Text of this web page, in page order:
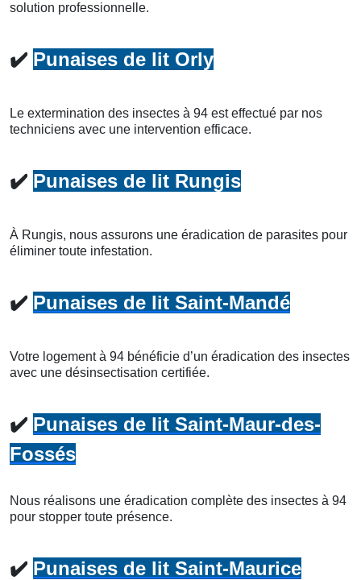
solution professionnelle.
✔️ Punaises de lit Orly
Le extermination des insectes à 94 est effectué par nos
techniciens avec une intervention efficace.
✔️ Punaises de lit Rungis
À Rungis, nous assurons une éradication de parasites pour
éliminer toute infestation.
✔️ Punaises de lit Saint-Mandé
Votre logement à 94 bénéficie d’un éradication des insectes
avec une désinsectisation certifiée.
✔️ Punaises de lit Saint-Maur-des-
Fossés
Nous réalisons une éradication complète des insectes à 94
pour stopper toute présence.
✔️ Punaises de lit Saint-Maurice